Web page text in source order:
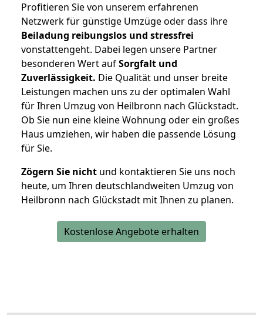
Profitieren Sie von unserem erfahrenen
Netzwerk für günstige Umzüge oder dass ihre
Beiladung reibungslos und stressfrei
vonstattengeht. Dabei legen unsere Partner
besonderen Wert aufSorgfalt und
Zuverlässigkeit. Die Qualität und unser breite
Leistungen machen uns zu der optimalen Wahl
für Ihren Umzug von Heilbronn nach Glückstadt.
Ob Sie nun eine kleine Wohnung oder ein großes
Haus umziehen, wir haben die passende Lösung
für Sie.
Zögern Sie nicht und kontaktieren Sie uns noch
heute, um Ihren deutschlandweiten Umzug von
Heilbronn nach Glückstadt mit Ihnen zu planen.
Kostenlose Angebote erhalten